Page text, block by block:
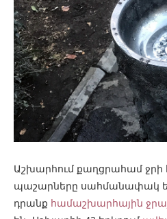
Աշխարհում քաղցրահամ
պաշարները սահմանափակ
դրանք համաշխարհային